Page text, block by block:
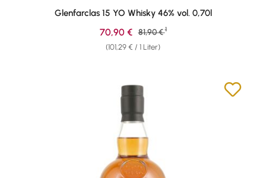
Durchschnittliche Bewertung von 4.74 von 5 Sternen
Glenfarclas 15 YO Whisky 46% vol. 0,70l
(101,29 € / 1 Liter)
Verkaufspreis:
70,90 € Regulärer Preis:
81,90 € 1